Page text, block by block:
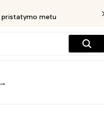
pristatymo metu